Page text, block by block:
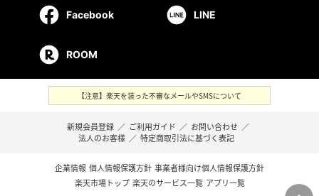
Facebook LINE
ROOM
【注意】楽天を装った不審なメールやSMSについて
新規会員登録 ／ ご利用ガイド ／ お問い合わせ ／
法人のお客様 ／ 特定商取引法に基づく表記
企業情報 個人情報保護方針 事業者様向け個人情報保護方針
楽天市場トップ 楽天のサービス一覧 アプリ一覧